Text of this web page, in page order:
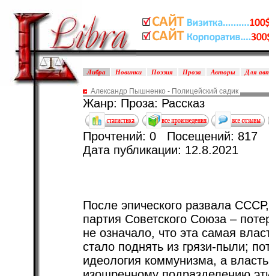
Либра Новинки Поэзия Проза Авторы Для
Александр Пышненко - Полицейский садик
Жанр: Проза: Рассказ
Прочтений: 0 Посещений: 817
Дата публикации: 12.8.2021
После эпического развала
партия Советского Союза –
не означало, что эта самая
стало поднять из грязи-пыли;
идеология коммунизма, а